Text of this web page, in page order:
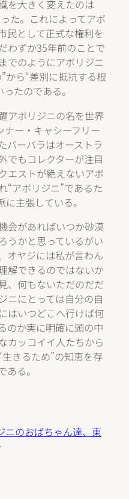
を大きく変えたのは
た。これによってアボ
民として正式な権利を
わずか35年前のことで
でのようにアボリジニ
から“差別に抵抗する根
たのである。
アボリジニの名を世界
ー・キャシーフリー
バーバラはオーストラ
でもコレクターが注目
エストが絶えないアボ
“アボリジニ”であるた
に主張している。
会があればいつか砂漠
うかと思っているがい
オヤジには私が言わん
解できるのではないか
、何もないただのだだ
ニにとっては自分の自
はいつどこへ行けば何
のか実に明確に頭の中
カッコイイ人たちから
きるため”の知恵を存
る。
ニのおばちゃん達、東